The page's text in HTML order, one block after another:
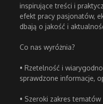
inspirujące treści i
efekt pracy pasjonatów,
dbają o jakość i
Co nas wyróżnia?
• Rzetelność i
sprawdzone informacje,
• Szeroki zakres